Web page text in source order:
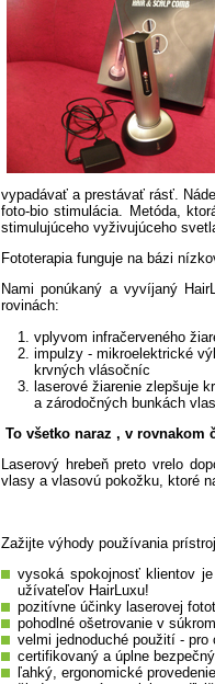
vypadávať a prestávať rásť.
foto-bio stimulácia. Metóda,
stimulujúceho vyživujúceho
Fototerapia funguje na bázi
Nami ponúkaný a vyvíjaný
rovinách:
vplyvom infračerveného
impulzy - mikroelektrické
krvných vlásočníc
laserové žiarenie zlepšuje
a zárodočných bunkách
To všetko naraz , v rovnakom
Laserový hrebeň preto vrelo
vlasy a vlasovú pokožku, ktoré
Zažijte výhody používania
vysoká spokojnosť klientov
užívateľov HairLuxu!
pozitívne účinky laserovej
pohodlné ošetrovanie v
velmi jednoduché použití -
certifikovaný a úplne
ľahký, ergonomické